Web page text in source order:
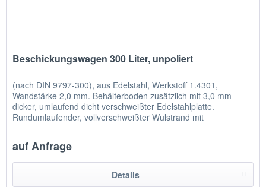
Beschickungswagen 300 Liter, unpoliert
(nach DIN 9797-300), aus Edelstahl, Werkstoff 1.4301,
Wandstärke 2,0 mm. Behälterboden zusätzlich mit 3,0 mm
dicker, umlaufend dicht verschweißter Edelstahlplatte.
Rundumlaufender, vollverschweißter Wulstrand mit
auf Anfrage
Details